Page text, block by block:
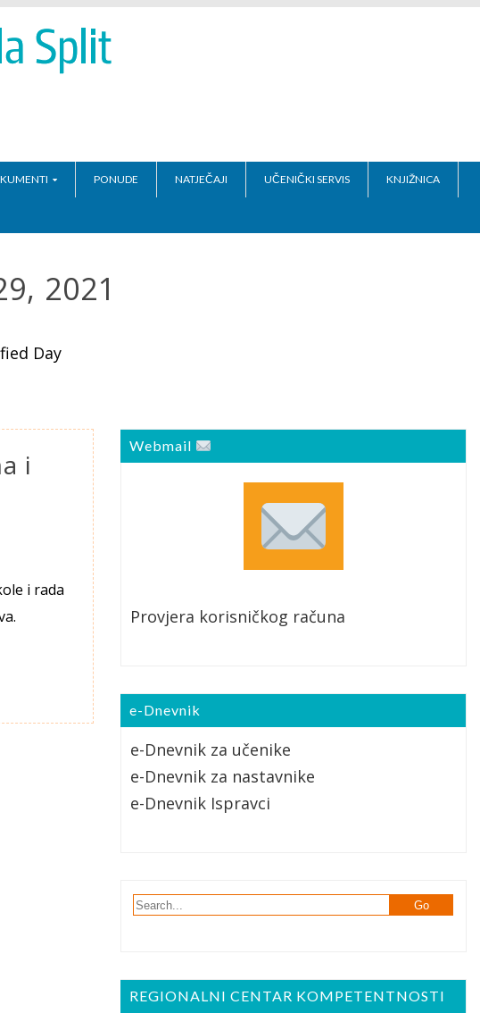
PONUDE NATJEČAJI UČENIČKI SERVIS KNJIŽNICA
2021
Day
i
i rada
Webmail
Provjera korisničkog računa
e-Dnevnik
e-Dnevnik za učenike
e-Dnevnik za nastavnike
e-Dnevnik Ispravci
REGIONALNI CENTAR KOMPETENTNOSTI